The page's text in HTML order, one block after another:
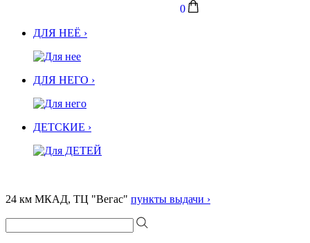
0
ДЛЯ НЕЁ ›
ДЛЯ НЕГО ›
ДЕТСКИЕ ›
24 км МКАД, ТЦ "Вегас" пункты выдачи ›